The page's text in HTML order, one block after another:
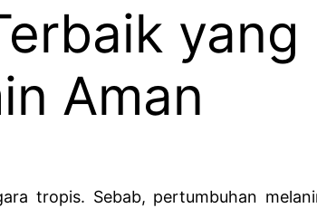
yang
Aman
tropis. Sebab, pertumbuhan